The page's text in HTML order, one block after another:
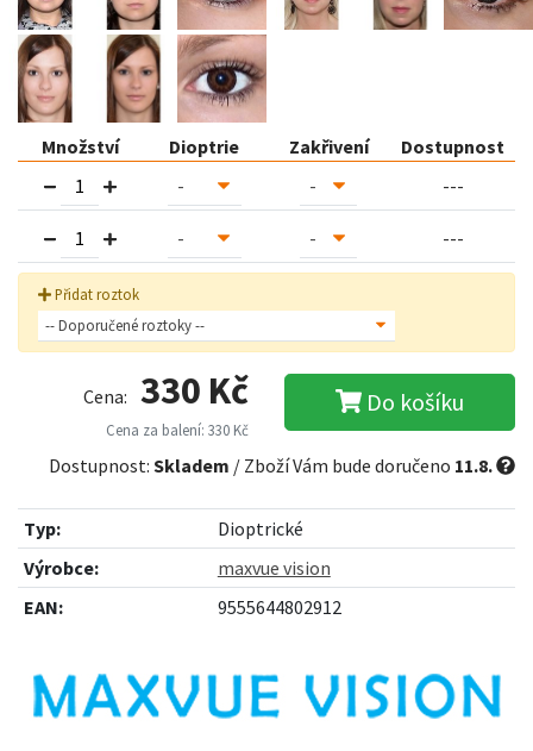
Množství Dioptrie Zakřivení
Dostupnost
---
---
Přidat roztok
Cena: 330 Kč
Cena za balení: 330 Kč
Do košíku
Dostupnost: Skladem / Zboží Vám bude doručeno 11.8.
Typ:
Dioptrické
Výrobce:
maxvue vision
EAN:
9555644802912